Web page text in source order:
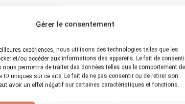
Gérer le consentement
expériences, nous utilisons des technologies telles que les
et/ou accéder aux informations des appareils. Le fait de
nous permettra de traiter des données telles que le comportement de
ID uniques sur ce site. Le fait de ne pas consentir ou de retirer son
avoir un effet négatif sur certaines caractéristiques et fonctions.